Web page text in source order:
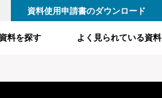
資料使用申請書のダウンロード
料を探す よく見られている資料